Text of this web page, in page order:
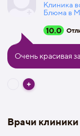
Клиника
Блюма в
10.0
Очень красивая
Врачи клиники